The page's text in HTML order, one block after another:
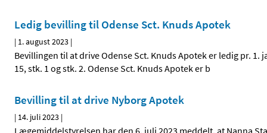
Ledig bevilling til Odense Sct. Knuds Apotek
| 1. august 2023 |
Bevillingen til at drive Odense Sct. Knuds Apotek er ledig pr.
15, stk. 1 og stk. 2. Odense Sct. Knuds Apotek er b
Bevilling til at drive Nyborg Apotek
| 14. juli 2023 |